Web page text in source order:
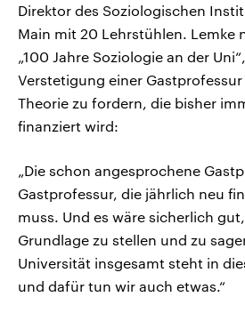
Direktor des Soziologischen
Main mit 20 Lehrstühlen. Lemke
„100 Jahre Soziologie an der
Verstetigung einer
Theorie zu fordern, die bisher
finanziert wird:
„Die schon angesprochene
Gastprofessur, die jährlich neu
muss. Und es wäre sicherlich
Grundlage zu stellen und zu
Universität insgesamt steht in
und dafür tun wir auch etwas.“